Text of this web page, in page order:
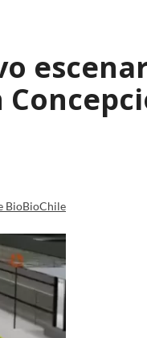
BioBioChile